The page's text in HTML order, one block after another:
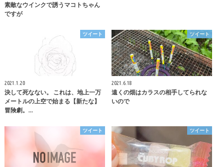
素敵なウインクで誘うマコトちゃん
ですが
ツイート
2021.1.20
決して死なない。 これは、地上一万
メートルの上空で始まる【新たな】
冒険劇。…
ツイート
2021.6.18
遠くの畑はカラスの相手してられな
いので
ツイート ツイート